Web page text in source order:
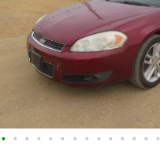
• • • • • • • • • • • • • •